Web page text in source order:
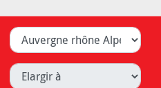
Département
Elargir à